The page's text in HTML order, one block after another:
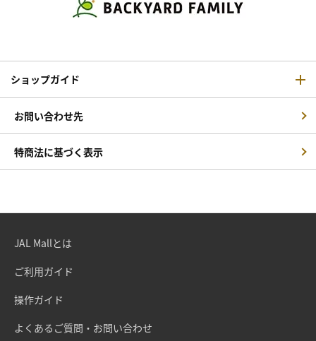
ショップガイド
お問い合わせ先
特商法に基づく表示
JAL Mallとは
ご利用ガイド
操作ガイド
よくあるご質問・お問い合わせ